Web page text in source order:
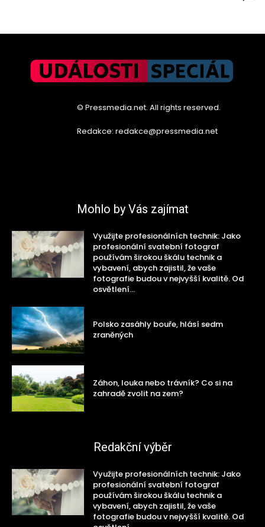
© Pressmedia.net. All rights reserved.
Redakce: redakce@pressmedia.net
Mohlo by Vás zajímat
Využijte profesionálních technik: Jako
profesionální svatební fotograf
používám širokou škálu technik a
vybavení, abych zajistil, že vaše
fotografie budou v nejvyšší kvalitě. Od
osvětlení...
Polsko zasáhly bouře, hlásí sedm
zraněných
Záhon, louka nebo trávník? Co si na
zahradě zvolit na zem?
Redakční výběr
Využijte profesionálních technik: Jako
profesionální svatební fotograf
používám širokou škálu technik a
vybavení, abych zajistil, že vaše
fotografie budou v nejvyšší kvalitě. Od